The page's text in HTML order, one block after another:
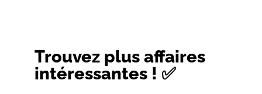
Trouvez plus affaires
intéressantes ! ✅